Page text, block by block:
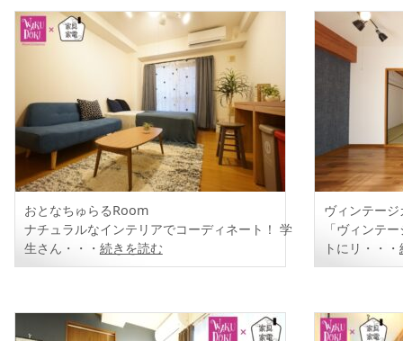
おとなちゅらるRoom
ナチュラルなインテリアでコーディネート！ 学
生さん・・・ 続きを読む
ヴィンテージ
「ヴィンテ
トにリ・・・